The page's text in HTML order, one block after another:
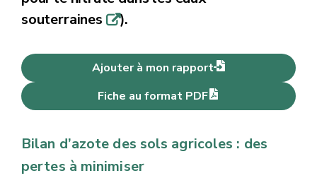
souterraines q).
Ajouter à mon rapport
Fiche au format PDF
Bilan d’azote des sols agricoles : des
pertes à minimiser